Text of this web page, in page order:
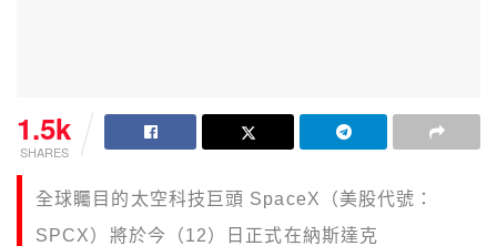
1.5k
SHARES
全球矚目的太空科技巨頭 SpaceX（美股代號：
SPCX）將於今（12）日正式在納斯達克